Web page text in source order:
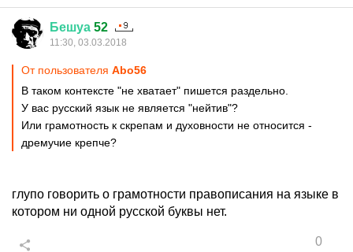
Бешуа 52
11:30, 03.03.2018
От пользователя Abo56
В таком контексте "не хватает" пишется раздельно.
У вас русский язык не является "нейтив"?
Или грамотность к скрепам и духовности не относится -
дремучие крепче?
глупо говорить о грамотности правописания на языке в
котором ни одной русской буквы нет.
0